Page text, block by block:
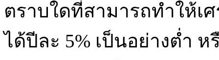
ตราบใดที่สามารถทำให้เ
ได้ปีละ 5% เป็นอย่างต่ำ